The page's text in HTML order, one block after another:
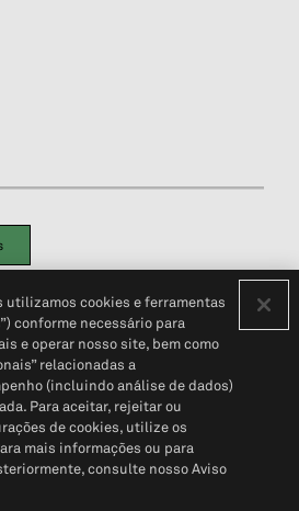
de privacidade do cliente (em inglês)
Pessoais© 2026 S&P Global
utilizamos cookies e ferramentas
conforme necessário para
e operar nosso site, bem como
relacionadas a
(incluindo análise de dados)
Para aceitar, rejeitar ou
de cookies, utilize os
mais informações ou para
consulte nosso Aviso